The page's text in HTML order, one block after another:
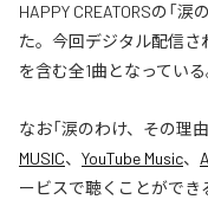
HAPPY CREATORSの「
た。今回デジタル配信さ
を含む全1曲となっている
なお「涙のわけ、その理由
MUSIC、 YouTube Music、
ービスで聴くことができ